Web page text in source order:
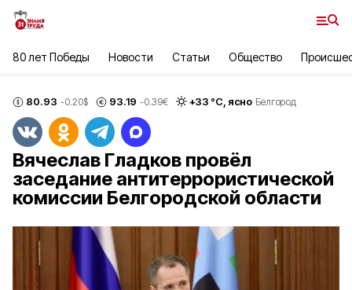
80 лет Победы Новости Статьи Общество
80.93 -0.20$ 93.19 -0.39€ +33 °С, ясно Белгород
Вячеслав Гладков провёл
заседание антитеррористической
комиссии Белгородской области